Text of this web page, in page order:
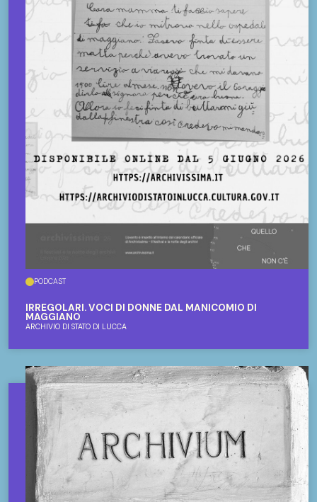
PODCAST
IRREGOLARI. VOCI DI DONNE DAL MANICOMIO DI
MAGGIANO
ARCHIVIO DI STATO DI LUCCA